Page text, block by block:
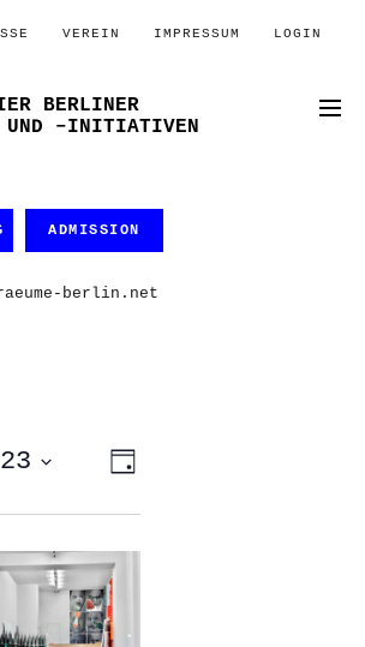
VEREIN IMPRESSUM LOGIN
BERLINER
UND –INITIATIVEN
ADMISSION
berlin.net
ANSICHTEN-
NAVIGATION
VERANSTALTUNG
ANSICHTEN-
Tag